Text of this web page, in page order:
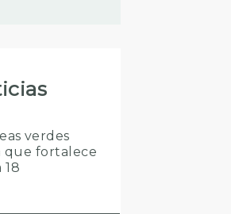
verdes
que fortalece
18